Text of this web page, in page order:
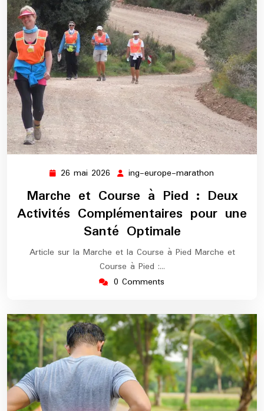
26 mai 2026 26
2026
ing-europe-marathon
europe-
marathon
Marche et Course à Pied : Deux
Activités Complémentaires pour une
Santé Optimale
Article sur la Marche et la Course à Pied Marche et
Course à Pied :…
0 Comments